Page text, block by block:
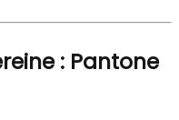
: Pantone